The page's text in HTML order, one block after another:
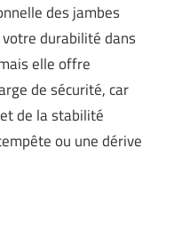
des jambes
durabilité dans
elle offre
de sécurité, car
de la stabilité
ou une dérive